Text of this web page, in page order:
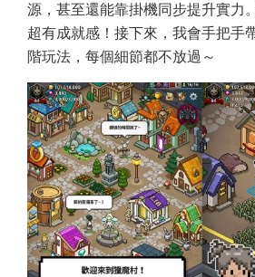
源，甚至還能靠掛機同步提升實力
超有成就感！接下來，我會手把手
階玩法，每個細節都不放過～